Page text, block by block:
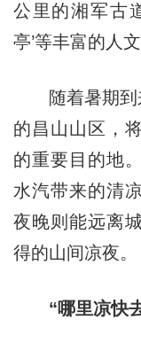
公里的湘军古
亭’等丰富的人文
随着暑期到
的昌山山区，
的重要目的地
水汽带来的清
夜晚则能远离
得的山间凉夜。
“哪里凉快去